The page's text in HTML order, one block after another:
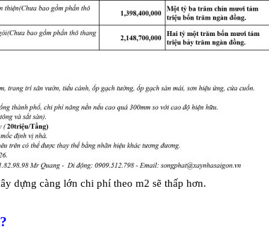
dựng càng lớn chi phí theo m2 sẽ thấp hơn.